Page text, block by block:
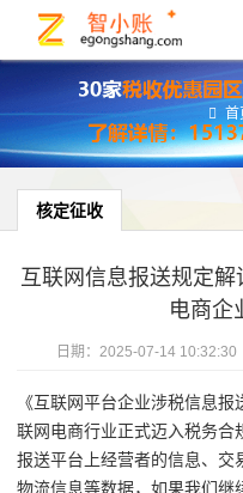
首
核定征收
互联网信息报送规定解
电商企
日期： 2025-07-14 10:32:30
《互联网平台企业涉税信息
联网电商行业正式迈入税务合
报送平台上经营者的信息、交
物流信息等数据，如果我们继